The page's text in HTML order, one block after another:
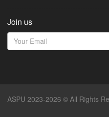
Join us
ASPU 2023-2026 © All Rights